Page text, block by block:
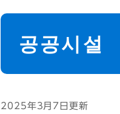
本
공공시설
2025年3月7日更新